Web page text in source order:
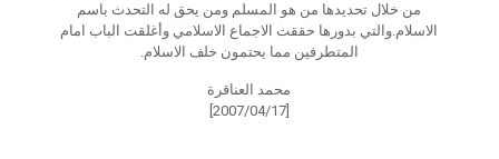
من خلال تحديدها من هو المسلم ومن يحق له التحدث باسم
الاسلام.والتي بدورها حققت الاجماع الاسلامي وأغلقت الباب امام
المتطرفين مما يحتمون خلف الاسلام.
محمد العناقرة
[2007/04/17]